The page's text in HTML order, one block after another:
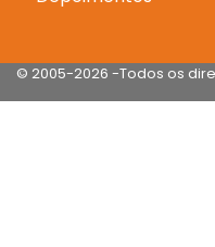
© 2005-2026 -Todos os